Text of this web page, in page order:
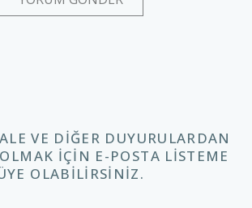
VE DIĞER DUYURULARDAN
IÇIN E-POSTA LISTEME
OLABILIRSINIZ.